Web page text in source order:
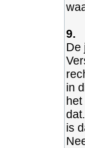
9.
De
in
het
is